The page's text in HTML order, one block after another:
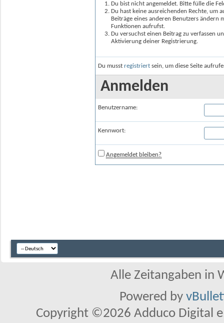
Du bist nicht angemeldet. Bitte fülle die
Du hast keine ausreichenden Rechte, um
Beiträge eines anderen Benutzers
Funktionen aufrufst.
Du versuchst einen Beitrag zu verfassen
Aktivierung deiner Registrierung.
Du musst registriert sein, um diese Seite
Anmelden
Benutzername:
Kennwort:
Angemeldet bleiben?
Alle Zeitangaben in
Powered by
Copyright ©2026 Adduco Digital